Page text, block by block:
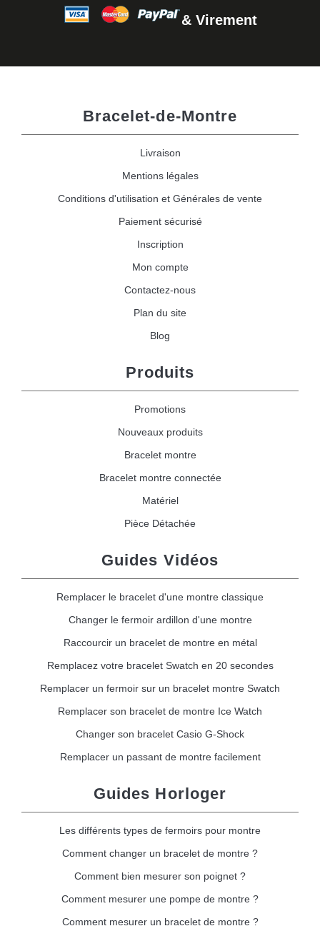
& Virement
Bracelet-de-Montre
Livraison
Mentions légales
Conditions d'utilisation et Générales de vente
Paiement sécurisé
Inscription
Mon compte
Contactez-nous
Plan du site
Blog
Produits
Promotions
Nouveaux produits
Bracelet montre
Bracelet montre connectée
Matériel
Pièce Détachée
Guides Vidéos
Remplacer le bracelet d'une montre classique
Changer le fermoir ardillon d'une montre
Raccourcir un bracelet de montre en métal
Remplacez votre bracelet Swatch en 20 secondes
Remplacer un fermoir sur un bracelet montre Swatch
Remplacer son bracelet de montre Ice Watch
Changer son bracelet Casio G-Shock
Remplacer un passant de montre facilement
Guides Horloger
Les différents types de fermoirs pour montre
Comment changer un bracelet de montre ?
Comment bien mesurer son poignet ?
Comment mesurer une pompe de montre ?
Comment mesurer un bracelet de montre ?